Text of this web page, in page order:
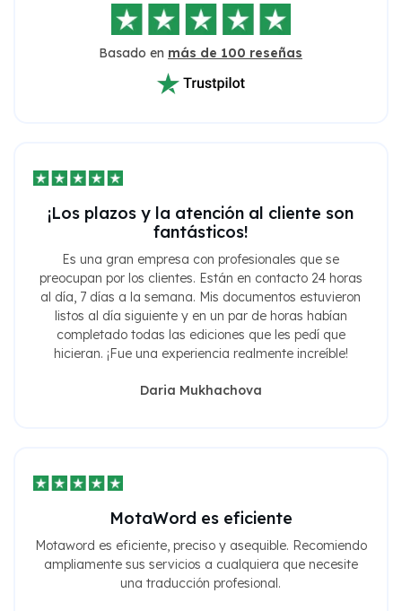
Basado en más de 100 reseñas
¡Los plazos y la atención al cliente son
fantásticos!
Es una gran empresa con profesionales que se
preocupan por los clientes. Están en contacto 24 horas
al día, 7 días a la semana. Mis documentos estuvieron
listos al día siguiente y en un par de horas habían
completado todas las ediciones que les pedí que
hicieran. ¡Fue una experiencia realmente increíble!
Daria Mukhachova
MotaWord es eficiente
Motaword es eficiente, preciso y asequible. Recomiendo
ampliamente sus servicios a cualquiera que necesite
una traducción profesional.